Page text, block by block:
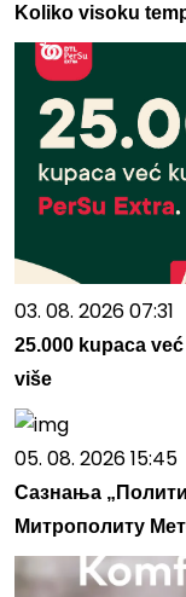
Koliko visoku
03. 08. 2026 07:31
25.000 kupaca
više
05. 08. 2026 15:45
Сазнања
Митрополиту